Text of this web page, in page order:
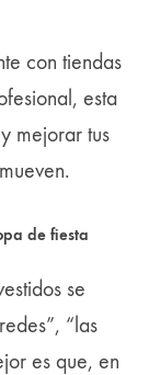
con tiendas
esta
mejorar tus
de fiesta
se
“las
es que, en